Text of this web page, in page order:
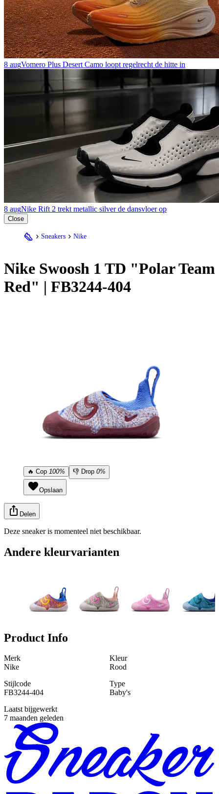
8 augVomero Plus Desert Camo loopt regelrecht de hitte in
8 augNike Rift 2 trekt metallic silver de dansvloer op
Close
Sneakers Nike
Nike Swoosh 1 TD "Polar Team
Red" | FB3244-404
🔥 Cop 100% 👎 Drop 0%
Opslaan
Delen
Deze sneaker is momenteel niet beschikbaar.
Andere kleurvarianten
Product Info
Merk
Nike
Kleur
Rood
Stijlcode
FB3244-404
Type
Baby's
Laatst bijgewerkt
7 maanden geleden